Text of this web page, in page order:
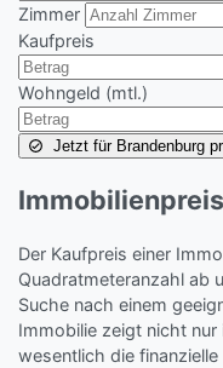
Zimmer
Kaufpreis
Wohngeld (mtl.)
Jetzt für
Der Kaufpreis einer
Quadratmeteranzahl ab
Suche nach einem
Immobilie zeigt nicht
wesentlich die